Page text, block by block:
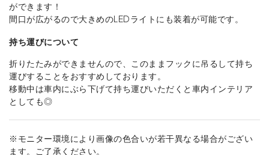
ができます！
間⼝が広がるので⼤きめのLEDライトにも装着が可能です。
持ち運びについて
折りたたみができませんので、このままフックに吊るして持ち
運びすることをおすすめしております。
移動中は⾞内にぶら下げて持ち運びいただくと⾞内インテリア
としても◎
※モニター環境により画像の色合いが若干異なる場合がござい
ます。ご了承ください。